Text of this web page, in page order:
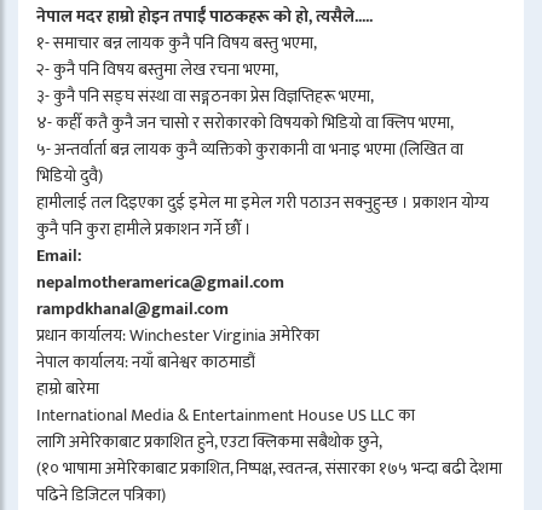
नेपाल मदर हाम्रो होइन तपाईँ पाठकहरू को हो, त्यसैले.....
१- समाचार बन्न लायक कुनै पनि विषय बस्तु भएमा,
२- कुनै पनि विषय बस्तुमा लेख रचना भएमा,
३- कुनै पनि सङ्घ संस्था वा सङ्गठनका प्रेस विज्ञप्तिहरू भएमा,
४- कहीँ कतै कुनै जन चासो र सरोकारको विषयको भिडियो वा क्लिप भएमा,
५- अन्तर्वार्ता बन्न लायक कुनै व्यक्तिको कुराकानी वा भनाइ भएमा (लिखित वा
भिडियो दुवै)
हामीलाई तल दिइएका दुई इमेल मा इमेल गरी पठाउन सक्नुहुन्छ । प्रकाशन योग्य
कुनै पनि कुरा हामीले प्रकाशन गर्ने छौँ ।
Email:
nepalmotheramerica@gmail.com
rampdkhanal@gmail.com
प्रधान कार्यालय: Winchester Virginia अमेरिका
नेपाल कार्यालय: नयाँ बानेश्वर काठमाडौं
हाम्रो बारेमा
International Media & Entertainment House US LLC का
लागि अमेरिकाबाट प्रकाशित हुने, एउटा क्लिकमा सबैथोक छुने,
(१० भाषामा अमेरिकाबाट प्रकाशित, निष्पक्ष, स्वतन्त्र, संसारका १७५ भन्दा बढी देशमा
पढिने डिजिटल पत्रिका)